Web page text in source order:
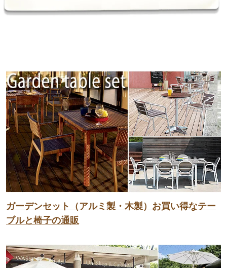
ガーデンセット（アルミ製・木製）お買い得なテー
ブルと椅子の通販